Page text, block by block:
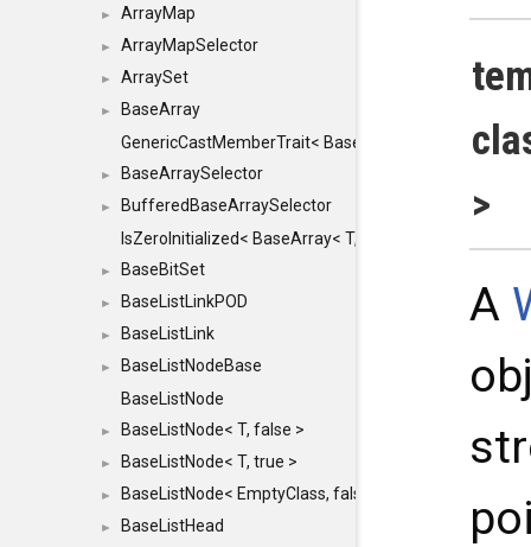
► ArrayMap
► ArrayMapSelector
► ArraySet
►
BaseArray
GenericCastMemberTrait< BaseArray< TO >,
► BaseArraySelector
►
BufferedBaseArraySelector
IsZeroInitialized< BaseArray< T, MINCHUNKSIZE,
► BaseBitSet
► BaseListLinkPOD
► BaseListLink
►
BaseListNodeBase
BaseListNode
► BaseListNode< T, false >
► BaseListNode< T, true >
► BaseListNode< EmptyClass, false >
► BaseListHead
>
A